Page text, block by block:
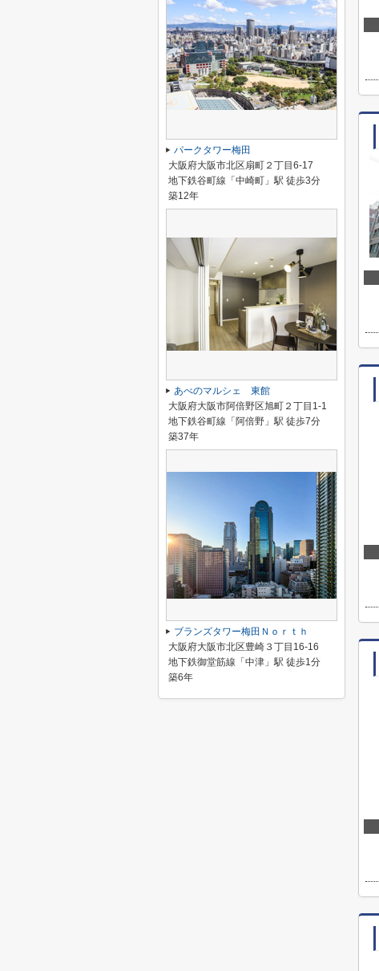
パークタワー梅田
大阪府大阪市北区扇町２丁目6-17
地下鉄谷町線「中崎町」駅 徒歩3分
築12年
あべのマルシェ 東館
大阪府大阪市阿倍野区旭町２丁目1-1
地下鉄谷町線「阿倍野」駅 徒歩7分
築37年
ブランズタワー梅田Ｎｏｒｔｈ
大阪府大阪市北区豊崎３丁目16-16
地下鉄御堂筋線「中津」駅 徒歩1分
築6年